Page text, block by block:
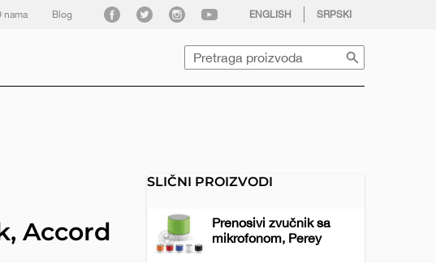
ENGLISH SRPSKI
facebook
twitter instagramyoutube
nama Blog
Pretraga
Accord
SLIČNI PROIZVODI
Prenosivi zvučnik sa
mikrofonom, Perey